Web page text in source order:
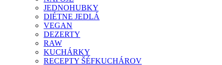
JEDNOHUBKY
DIÉTNE JEDLÁ
VEGAN
DEZERTY
RAW
KUCHÁRKY
RECEPTY ŠÉFKUCHÁROV